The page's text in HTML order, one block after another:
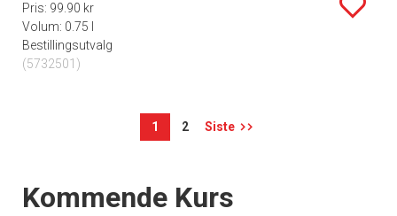
Pris: 99.90 kr
Volum: 0.75 l
Bestillingsutvalg
(5732501)
1 2 Siste
Events
Kommende Kurs